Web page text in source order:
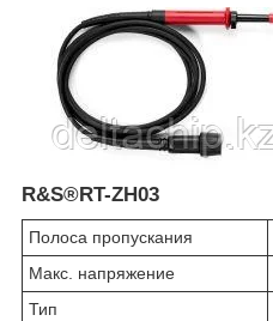
R&S®RT-ZH03
Полоса пропускания
Макс. напряжение
Тип